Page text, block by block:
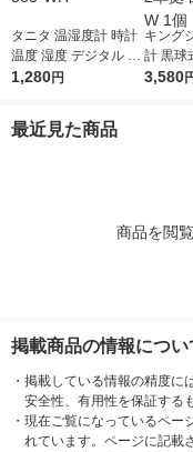
タニタ 温湿度計 時計
温度 湿度 デジタル 卓
上 マグネット ホワイ
1,280円
キング
計 黒球
計 JIS
3,580
最近見た商品
商品を閲
掲載商品の情報につい
・ 掲載している情報の精度に
安全性、有用性を保証する
・ 現在ご覧になっているペー
れています。ページに記載